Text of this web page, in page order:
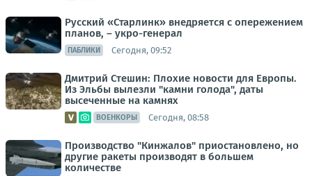
Русский «Старлинк» внедряется с опережением
планов, – укро-генерал
ПАБЛИКИ Сегодня, 09:52
Дмитрий Стешин: Плохие новости для Европы.
Из Эльбы вылезли "камни голода", даты
высеченные на камнях
ВОЕНКОРЫ Сегодня, 08:58
Производство "Кинжалов" приостановлено, но
другие ракеты производят в большем
количестве